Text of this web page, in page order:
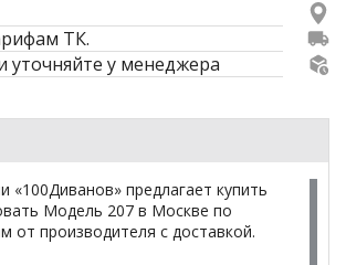
ТК.
уточняйте у менеджера
«100Диванов» предлагает купить
Модель 207 в Москве по
от производителя с доставкой.